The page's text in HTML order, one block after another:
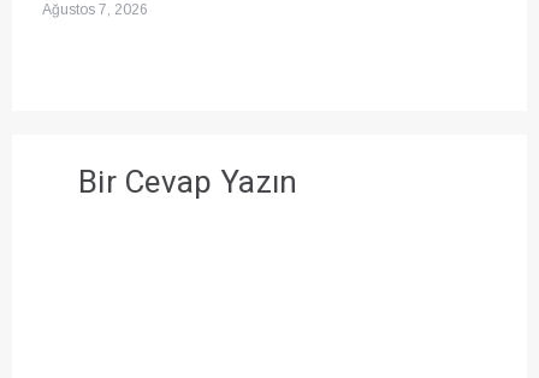
Ağustos 7, 2026
Bir Cevap Yazın